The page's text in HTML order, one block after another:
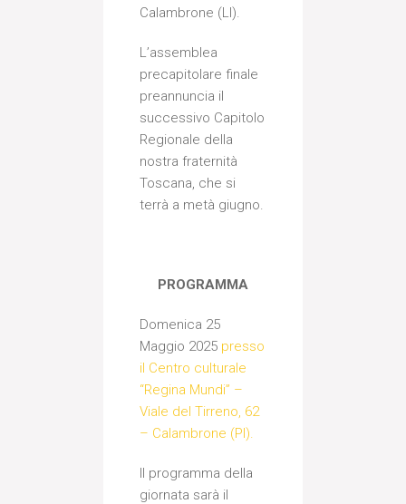
Calambrone (LI).
L’assemblea
precapitolare finale
preannuncia il
successivo Capitolo
Regionale della
nostra fraternità
Toscana, che si
terrà a metà giugno.
PROGRAMMA
Domenica 25
Maggio 2025 presso
il Centro culturale
“Regina Mundi” –
Viale del Tirreno, 62
– Calambrone (PI).
Il programma della
giornata sarà il